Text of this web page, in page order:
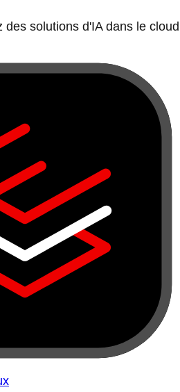
des solutions d'IA dans le cloud